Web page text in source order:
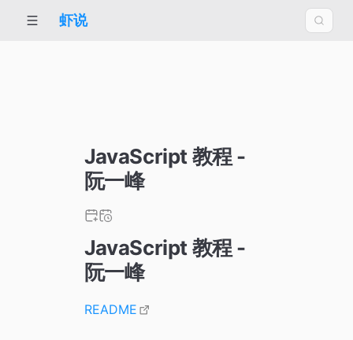
虾说
JavaScript 教程 -
阮一峰
JavaScript 教程 -
阮一峰
README